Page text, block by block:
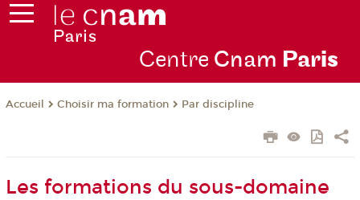
Centre Cnam Paris
Accueil Choisir ma formation Par discipline
Les formations du sous-domaine